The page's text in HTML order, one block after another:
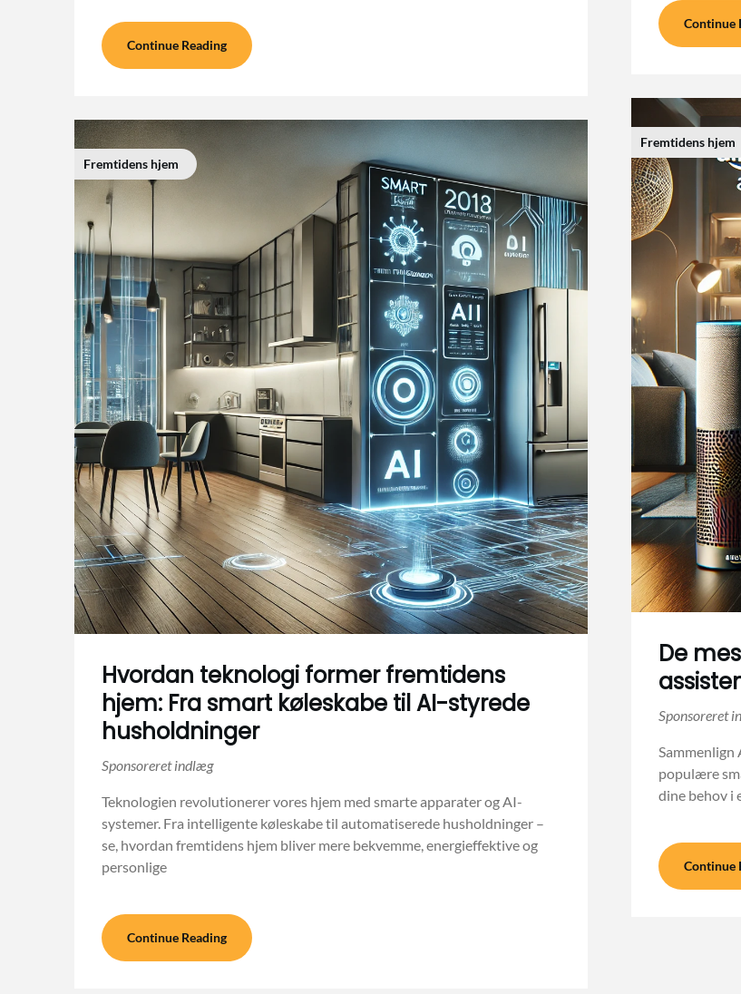
Continue Reading
Fremtidens hjem
Hvordan teknologi former fremtidens
hjem: Fra smart køleskabe til AI-styrede
husholdninger
Teknologien revolutionerer vores hjem med smarte apparater og AI-
systemer. Fra intelligente køleskabe til automatiserede husholdninger –
se, hvordan fremtidens hjem bliver mere bekvemme, energieffektive og
personlige
Continue Reading
Continue
Fremtidens hjem
De
Sammenlign
populære
dine behov i
Continue